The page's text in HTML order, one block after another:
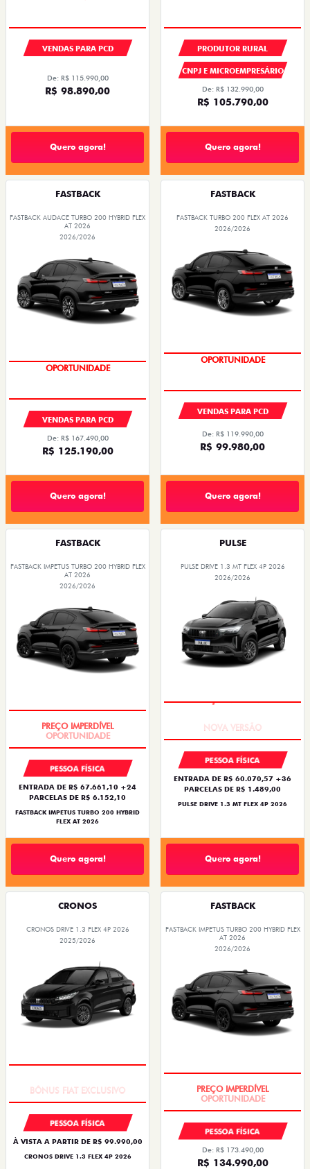
VENDAS PARA PCD
De: R$ 115.990,00
R$ 98.890,00
Quero agora!
PRODUTOR RURAL
CNPJ E MICROEMPRESÁRIO
De: R$ 132.990,00
R$ 105.790,00
Quero agora!
FASTBACK
FASTBACK AUDACE TURBO 200 HYBRID FLEX
AT 2026
2026/2026
OPORTUNIDADE
VENDAS PARA PCD
De: R$ 167.490,00
R$ 125.190,00
Quero agora!
FASTBACK
FASTBACK TURBO 200 FLEX AT 2026
2026/2026
OPORTUNIDADE
VENDAS PARA PCD
De: R$ 119.990,00
R$ 99.980,00
Quero agora!
FASTBACK
FASTBACK IMPETUS TURBO 200 HYBRID FLEX
AT 2026
2026/2026
PESSOA FÍSICA
ENTRADA DE R$ 67.661,10 +24
PARCELAS DE R$ 6.152,10
FASTBACK IMPETUS TURBO 200 HYBRID
FLEX AT 2026
Quero agora!
PULSE
PULSE DRIVE 1.3 MT FLEX 4P 2026
2026/2026
PESSOA FÍSICA
ENTRADA DE R$ 60.070,57 +36
PARCELAS DE R$ 1.489,00
PULSE DRIVE 1.3 MT FLEX 4P 2026
Quero agora!
CRONOS
CRONOS DRIVE 1.3 FLEX 4P 2026
2025/2026
PESSOA FÍSICA
À VISTA A PARTIR DE R$ 99.990,00
CRONOS DRIVE 1.3 FLEX 4P 2026
FASTBACK
FASTBACK IMPETUS TURBO 200 HYBRID FLEX
AT 2026
2026/2026
PESSOA FÍSICA
De: R$ 173.490,00
R$ 134.990,00